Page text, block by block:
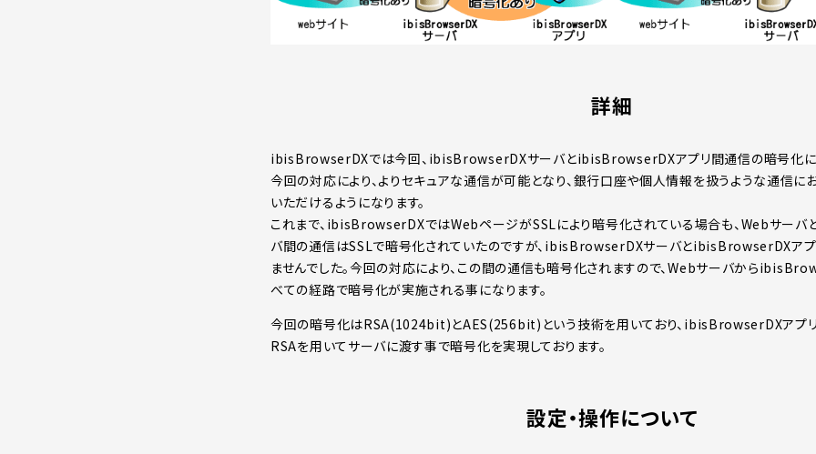
詳細
ibisBrowserDXでは今回、ibisBrowserDXサーバとibisBrowserDXアプリ間通信の暗号化に
今回の対応により、よりセキュアな通信が可能となり、銀行口座や個人情報を扱うような通信に
いただけるようになります。
これまで、ibisBrowserDXではWebページがSSLにより暗号化されている場合も、Webサー
バ間の通信はSSLで暗号化されていたのですが、ibisBrowserDXサーバとibisBrowserDXア
ませんでした。今回の対応により、この間の通信も暗号化されますので、Webサーバから
べての経路で暗号化が実施される事になります。
今回の暗号化はRSA(1024bit)とAES(256bit)という技術を用いており、ibisBrowserDXアプ
RSAを用いてサーバに渡す事で暗号化を実現しております。
設定・操作について